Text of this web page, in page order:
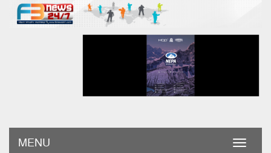
Toggle
MENU